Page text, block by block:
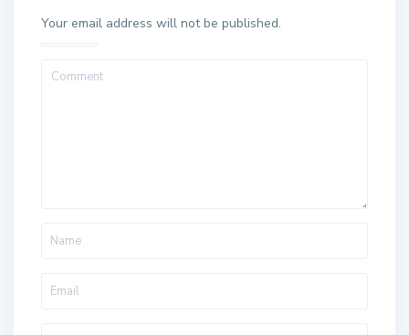
Your email address will not be published.